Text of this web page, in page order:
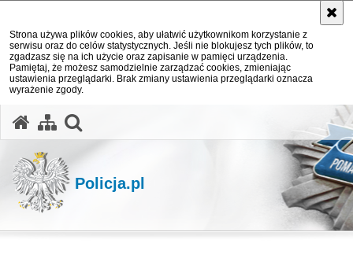
Strona używa plików cookies, aby ułatwić użytkownikom korzystanie z
serwisu oraz do celów statystycznych. Jeśli nie blokujesz tych plików, to
zgadzasz się na ich użycie oraz zapisanie w pamięci urządzenia.
Pamiętaj, że możesz samodzielnie zarządzać cookies, zmieniając
ustawienia przeglądarki. Brak zmiany ustawienia przeglądarki oznacza
wyrażenie zgody.
Policja.pl